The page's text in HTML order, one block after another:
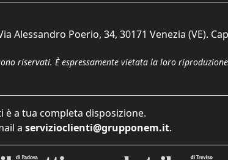
Alessandro Poerio, 34, 30171 Venezia (VE).
riservati. È espressamente vietata la loro
è a tua completa disposizione.
a servizioclienti@grupponem.it.